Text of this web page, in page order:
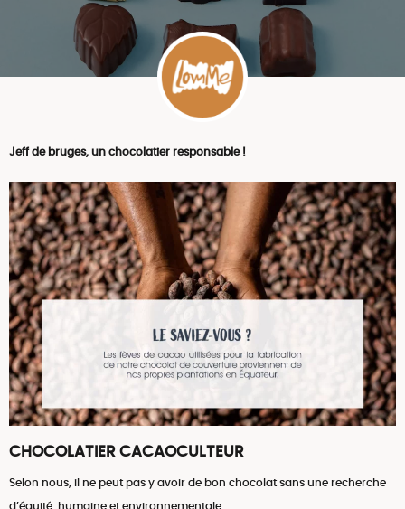
Jeff de bruges, un chocolatier responsable !
CHOCOLATIER CACAOCULTEUR
Selon nous, il ne peut pas y avoir de bon chocolat sans une recherche
d’équité, humaine et environnementale.